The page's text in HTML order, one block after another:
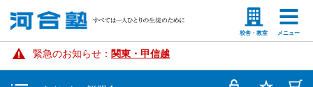
校舎・教室 メニュー
塾生の方 高等学校の先生
緊急のお知らせ： 関東・甲信越
入塾説明会
個別相談